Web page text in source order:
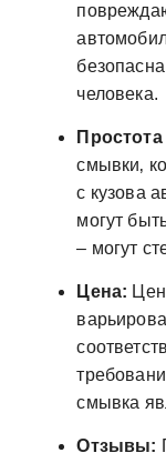
человека.
смывки‚
с кузова
могут
– могут
Цена:
смывка
Отзывы: